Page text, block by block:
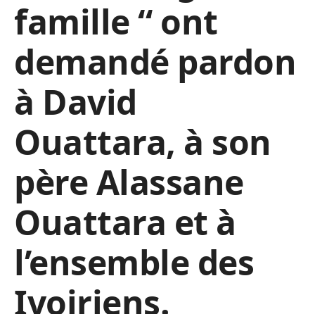
famille “ ont
demandé pardon
à David
Ouattara, à son
père Alassane
Ouattara et à
l’ensemble des
Ivoiriens.